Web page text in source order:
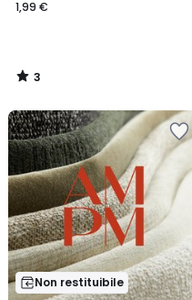
1,99 €
3
/
Non restituibile